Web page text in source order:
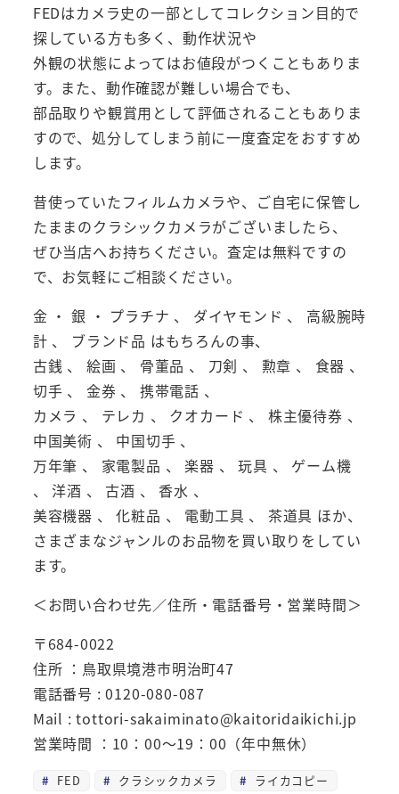
FEDはカメラ史の一部としてコレクション目的で
探している方も多く、動作状況や
外観の状態によってはお値段がつくこともありま
す。また、動作確認が難しい場合でも、
部品取りや観賞用として評価されることもありま
すので、処分してしまう前に一度査定をおすすめ
します。
昔使っていたフィルムカメラや、ご自宅に保管し
たままのクラシックカメラがございましたら、
ぜひ当店へお持ちください。査定は無料ですの
で、お気軽にご相談ください。
金 ・ 銀 ・ プラチナ 、 ダイヤモンド 、 高級腕時
計 、 ブランド品 はもちろんの事、
古銭 、 絵画 、 骨董品 、 刀剣 、 勲章 、 食器 、
切手 、 金券 、 携帯電話 、
カメラ 、 テレカ 、 クオカード 、 株主優待券 、
中国美術 、 中国切手 、
万年筆 、 家電製品 、 楽器 、 玩具 、 ゲーム機
、 洋酒 、 古酒 、 香水 、
美容機器 、 化粧品 、 電動工具 、 茶道具 ほか、
さまざまなジャンルのお品物を買い取りをしてい
ます。
＜お問い合わせ先／住所・電話番号・営業時間＞
〒684-0022
住所 ：鳥取県境港市明治町47
電話番号 : 0120-080-087
Mail : tottori-sakaiminato@kaitoridaikichi.jp
営業時間 ：10：00～19：00（年中無休）
FED クラシックカメラ ライカコピー